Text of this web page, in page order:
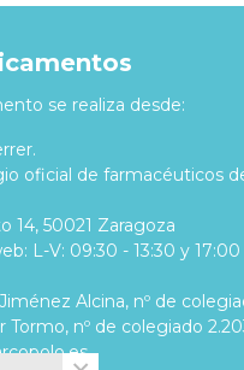
se realiza desde:
oficial de farmacéuticos
14, 50021 Zaragoza
L-V: 09:30 - 13:30 y 17:00
Alcina, nº de
nº de colegiado